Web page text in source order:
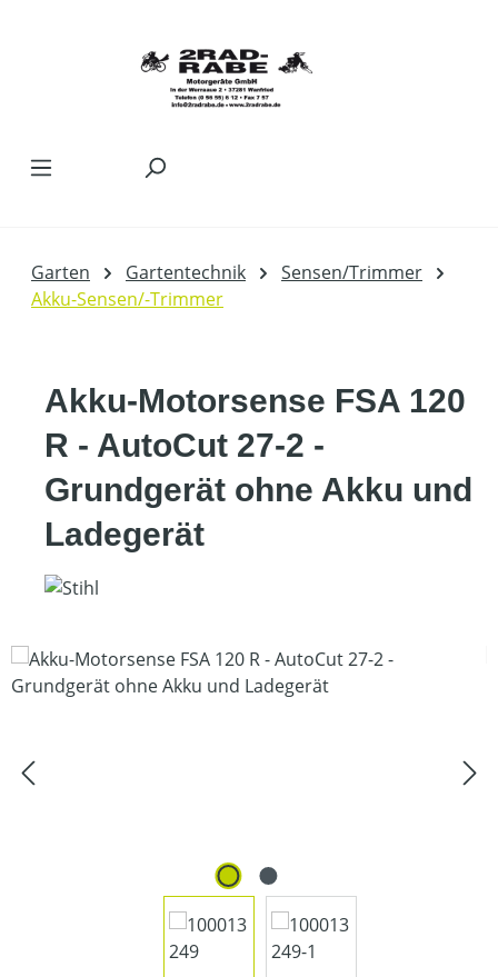
Garten Gartentechnik
Sensen/Trimmer
Akku-Sensen/-Trimmer
Akku-Motorsense FSA 120
R - AutoCut 27-2 -
Grundgerät ohne Akku und
Ladegerät
Bildergalerie überspringen